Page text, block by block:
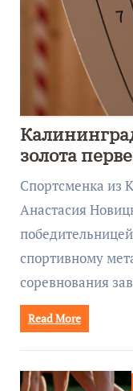
золота
метанию
Спортсменка из
Анастасия
спортивному
соревнования
Read More